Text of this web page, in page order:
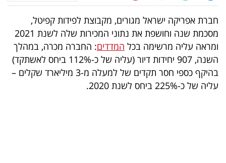
טלוויזיה
עסקי
ספורט
קריירה
ולימודים
חברת אפריקה ישראל מגורים, מקבוצת לפידות קפיטל,
מסכמת שנה וחושפת את נתוני המכירות שלה לשנת 2021
ומראה עליה מרשימה בכל המדדים: החברה מכרה, במהלך
השנה, 907 יחידות דיור (עליה של כ-112% ביחס לאשתקד)
בהיקף כספי חסר תקדים של למעלה מ-3 מיליארד שקלים –
עליה של כ-225% ביחס לשנת 2020.